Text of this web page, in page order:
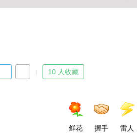
10 人收藏
鲜花 握手 雷人